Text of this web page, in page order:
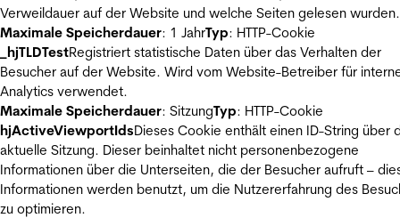
Verweildauer auf der Website und welche Seiten gelesen wurden.
Maximale Speicherdauer: 1 JahrTyp: HTTP-Cookie
_hjTLDTestRegistriert statistische Daten über das Verhalten der
Besucher auf der Website. Wird vom Website-Betreiber für
Analytics verwendet.
Maximale Speicherdauer: SitzungTyp: HTTP-Cookie
hjActiveViewportIdsDieses Cookie enthält einen ID-String über
aktuelle Sitzung. Dieser beinhaltet nicht personenbezogene
Informationen über die Unterseiten, die der Besucher aufruft –
Informationen werden benutzt, um die Nutzererfahrung des
zu optimieren.